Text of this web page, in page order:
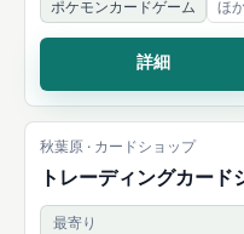
ポケモンカードゲーム
ほ
詳細
秋葉原 · カードショップ
トレーディングカー
最寄り